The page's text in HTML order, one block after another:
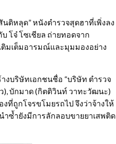
ติหลุด” หนังตำรวจสุดฮาที่เพิ่งลง
โจ๋ โซเชียล ถ่ายทอดจาก
ติมเต็มอารมณ์และมุมมองอย่าง
งบริษัทเอกชนชื่อ “บริษัท ตำรวจ
), บักมาด (กิตติวินท์ วาทะวัฒนะ)
งที่ถูกโจรขโมยรถไป จึงว่าจ้างให้
ำซ้ำยังมีการลักลอบขายยาเสพติด